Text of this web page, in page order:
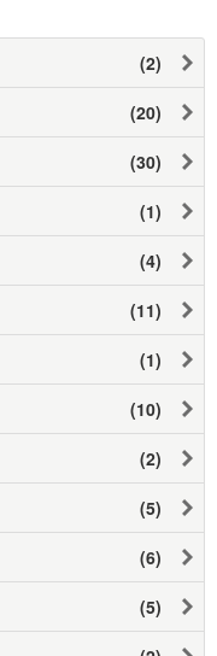
(2)
(20)
(30)
(1)
(4)
(11)
(1)
(10)
(2)
(5)
(6)
(5)